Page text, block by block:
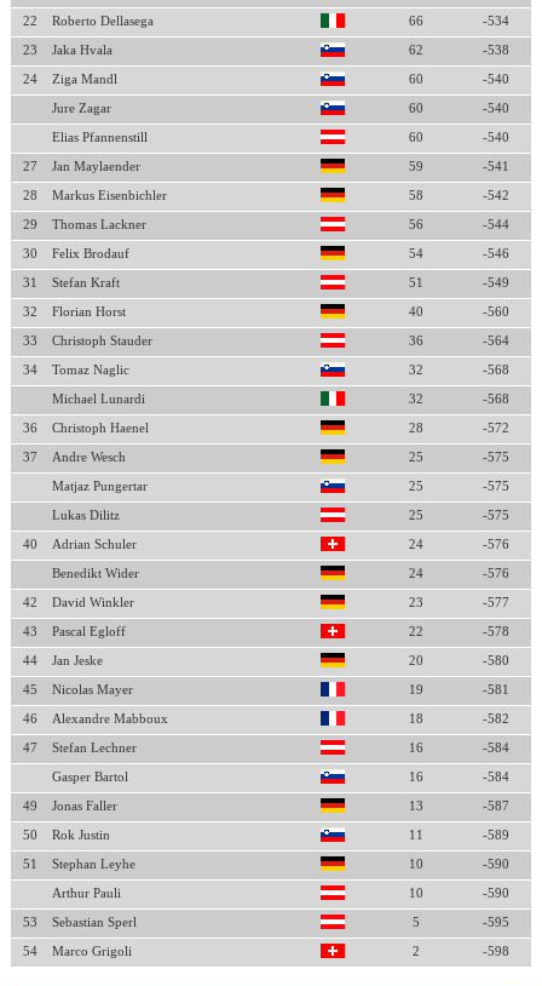
22 Roberto Dellasega 66 -534
23 Jaka Hvala 62 -538
24 Ziga Mandl 60 -540
Jure Zagar 60 -540
Elias Pfannenstill 60 -540
27 Jan Maylaender 59 -541
28 Markus Eisenbichler 58 -542
29 Thomas Lackner 56 -544
30 Felix Brodauf 54 -546
31 Stefan Kraft 51 -549
32 Florian Horst 40 -560
33 Christoph Stauder 36 -564
34 Tomaz Naglic 32 -568
Michael Lunardi 32 -568
36 Christoph Haenel 28 -572
37 Andre Wesch 25 -575
Matjaz Pungertar 25 -575
Lukas Dilitz 25 -575
40 Adrian Schuler 24 -576
Benedikt Wider 24 -576
42 David Winkler 23 -577
43 Pascal Egloff 22 -578
44 Jan Jeske 20 -580
45 Nicolas Mayer 19 -581
46 Alexandre Mabboux 18 -582
47 Stefan Lechner 16 -584
Gasper Bartol 16 -584
49 Jonas Faller 13 -587
50 Rok Justin 11 -589
51 Stephan Leyhe 10 -590
Arthur Pauli 10 -590
53 Sebastian Sperl 5 -595
54 Marco Grigoli 2 -598